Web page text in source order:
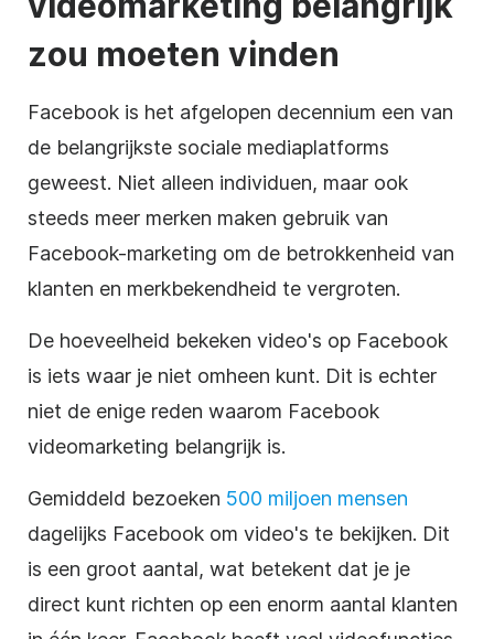
zou moeten vinden
Facebook is het afgelopen decennium een van
de belangrijkste sociale mediaplatforms
geweest. Niet alleen individuen, maar ook
steeds meer merken maken gebruik van
Facebook-marketing om de betrokkenheid van
klanten en merkbekendheid te vergroten.
De hoeveelheid bekeken video's op Facebook
is iets waar je niet omheen kunt. Dit is echter
niet de enige reden waarom Facebook
videomarketing belangrijk is.
Gemiddeld bezoeken 500 miljoen mensen
dagelijks Facebook om video's te bekijken. Dit
is een groot aantal, wat betekent dat je je
direct kunt richten op een enorm aantal klanten